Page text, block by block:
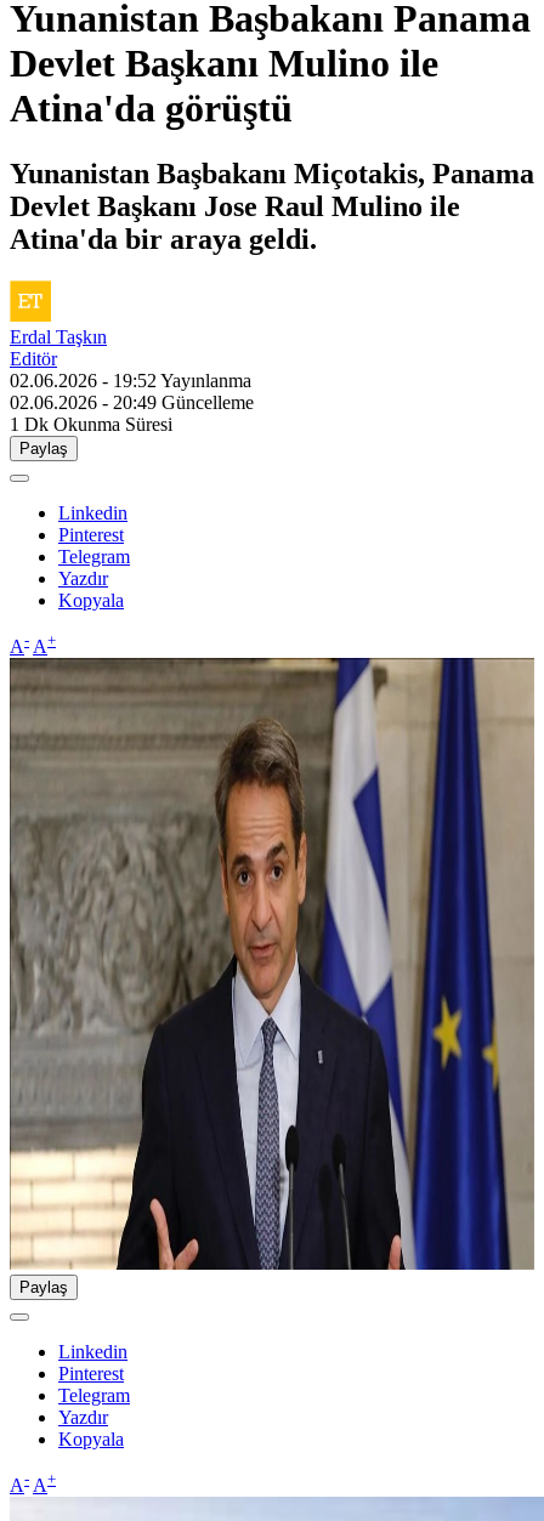
Yunanistan Başbakanı Panama
Devlet Başkanı Mulino ile
Atina'da görüştü
Yunanistan Başbakanı Miçotakis, Panama
Devlet Başkanı Jose Raul Mulino ile
Atina'da bir araya geldi.
Erdal Taşkın
Editör
02.06.2026 - 19:52 Yayınlanma
02.06.2026 - 20:49 Güncelleme
1 Dk Okunma Süresi
Paylaş
Linkedin
Pinterest
Telegram
Yazdır
Kopyala
A- A+
Paylaş
Linkedin
Pinterest
Telegram
Yazdır
Kopyala
A- A+